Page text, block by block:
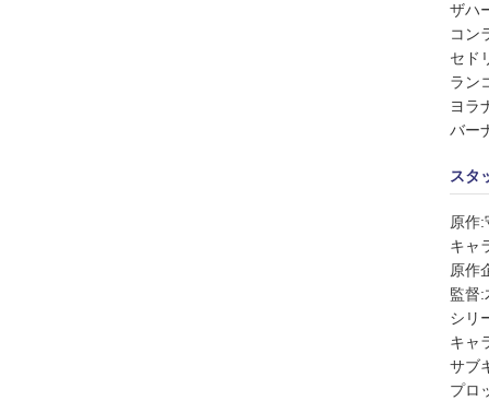
ザハ
コン
セド
ラン
ヨラ
バー
スタ
原作
キャ
原作
監督:
シリ
キャ
サブ
プロ